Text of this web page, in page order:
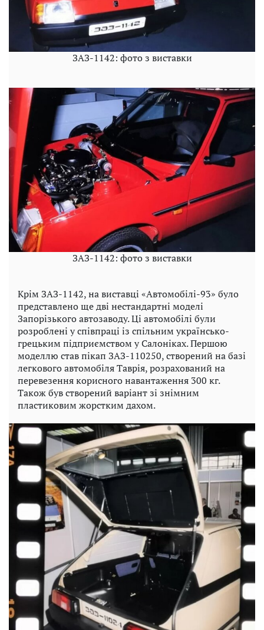
ЗАЗ-1142: фото з виставки
ЗАЗ-1142: фото з виставки
Крім ЗАЗ-1142, на виставці «Автомобілі-93» було
представлено ще дві нестандартні моделі
Запорізького автозаводу. Ці автомобілі були
розроблені у співпраці із спільним українсько-
грецьким підприємством у Салоніках. Першою
моделлю став пікап ЗАЗ-110250, створений на базі
легкового автомобіля Таврія, розрахований на
перевезення корисного навантаження 300 кг.
Також був створений варіант зі знімним
пластиковим жорстким дахом.